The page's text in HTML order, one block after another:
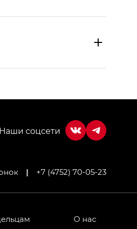
Эль Полный привод —
| +7 (4752) 70-05-23
О нас